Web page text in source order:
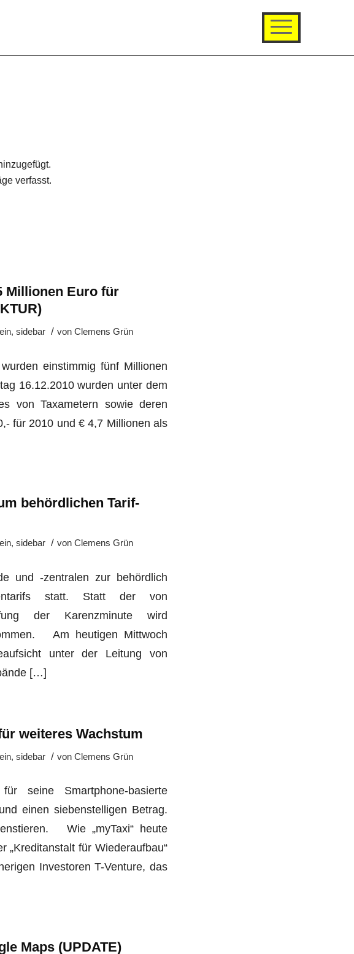
verfasst.
Millionen Euro für
, sidebar / von Clemens Grün
einstimmig fünf Millionen
16.12.2010 wurden unter dem
von Taxametern sowie deren
für 2010 und € 4,7 Millionen als
behördlichen Tarif-
, sidebar / von Clemens Grün
und -zentralen zur behördlich
statt. Statt der von
der Karenzminute wird
Am heutigen Mittwoch
unter der Leitung von
[…]
weiteres Wachstum
, sidebar / von Clemens Grün
seine Smartphone-basierte
einen siebenstelligen Betrag.
Wie „myTaxi“ heute
„Kreditanstalt für Wiederaufbau“
Investoren T-­Venture, das
Maps (UPDATE)